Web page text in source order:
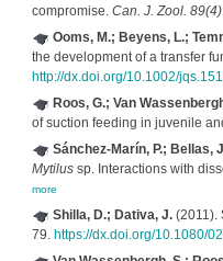
compromise. Can. J. Zool. 89(4)
Ooms, M.; Beyens, L.;
the development of a transfer
http://dx.doi.org/10.1002/
Roos, G.; Van
of suction feeding in juvenile
Sánchez-Marín, P.; Bellas,
Mytilussp. Interactions with
more
Shilla, D.; Dativa, J.(2011).
79. https://dx.doi.org/10.1080/